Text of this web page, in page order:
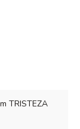
TRISTEZA